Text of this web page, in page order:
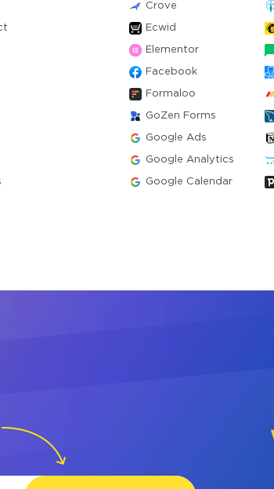
Crove
Ecwid
Elementor
Facebook
Formaloo
GoZen Forms
Google Ads
Google Analytics
Google Calendar